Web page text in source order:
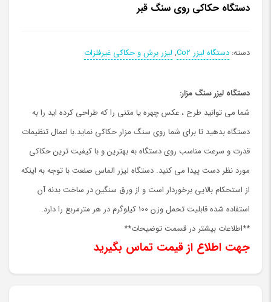
دستگاه حکاکی روی سنگ قبر
دسته: دستگاه لیزر Co2 , لیزر برش و حکاکی غیرفلزات
دستگاه لیزر سنگ مزار:
شما می توانید طرح ، عکس چهره یا متنی را که طراحی کرده اید را به
دستگاه بدهید تا برای شما روی سنگ مزار حکاکی نماید.با اعمال تنظیمات
قدرت و سرعت مناسب روی دستگاه به بهترین و با کیفیت ترین حکاکی
مورد نظر دست پیدا می کنید. دستگاه لیزر الماس صنعت با توجه به اینکه
از استحکام بالایی برخوردار است و از ورق سنگین در ساخت بدنه آن
استفاده شده قابلیت تحمل وزن 100 کیلوگرم در هر مترمربع را دارد.
**اطلاعات بیشتر در قسمت توضیحات**
جهت اطلاع از قیمت تماس بگیرید